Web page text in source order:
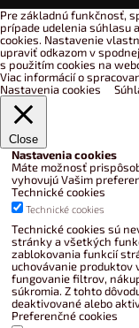
Pre základnú funkčnosť,
prípade udelenia súhlasu
cookies. Nastavenie
upraviť odkazom v
s použitím cookies na
Viac informácií o
Nastavenia cookies
Close
Nastavenia cookies
Máte možnosť
vyhovujú Vašim
Technické cookies
Technické cookies
Technické cookies sú
stránky a všetkých
zablokovania funkcií
uchovávanie produktov
fungovanie filtrov,
súkromia. Z tohto
deaktivované alebo
Preferenčné cookies